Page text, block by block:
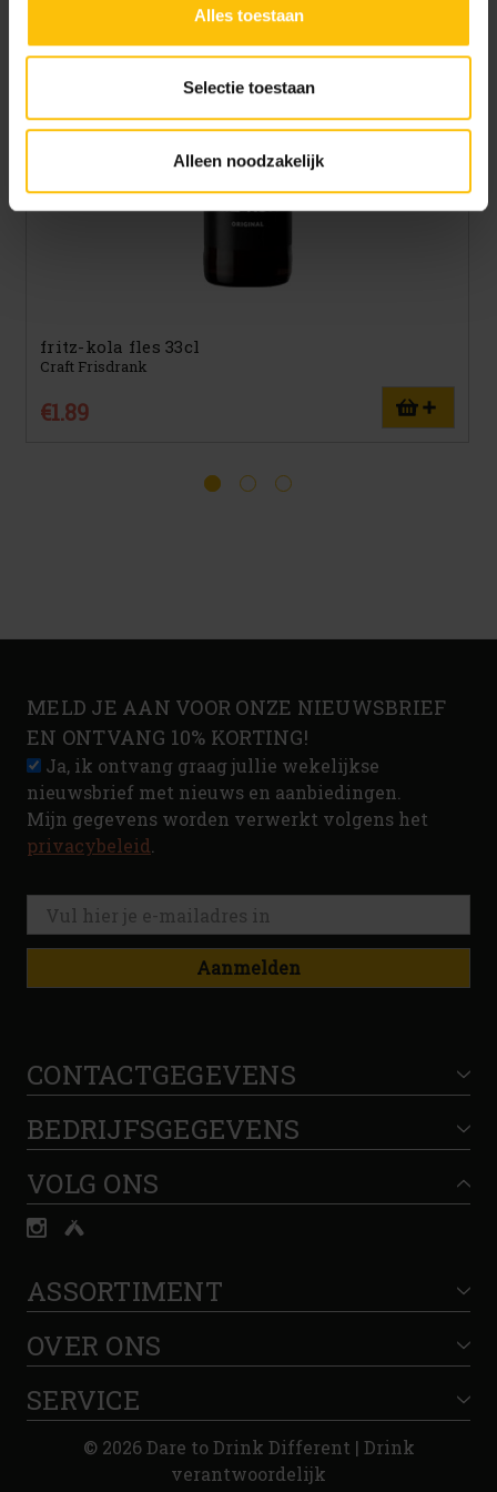
doelen. Je kunt je keuze achteraf altijd aanpassen of
intrekken via hetcookiebeleid(onderaan de website
Alles toestaan
Selectie toestaan
Alleen noodzakelijk
fritz-kola fles 33cl
Craft Frisdrank
€1.89
MELD JE AAN VOOR ONZE NIEUWSBRIEF
EN ONTVANG 10% KORTING!
Ja, ik ontvang graag jullie wekelijkse
nieuwsbrief met nieuws en aanbiedingen.
Mijn gegevens worden verwerkt volgens het
privacybeleid
Aanmelden
CONTACTGEGEVENS
BEDRIJFSGEGEVENS
VOLG ONS
ASSORTIMENT
OVER ONS
SERVICE
© 2026 Dare to Drink Different | Drink
verantwoordelijk